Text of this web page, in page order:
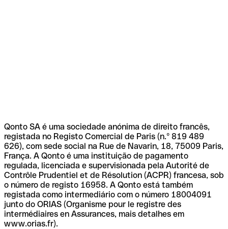
Qonto SA é uma sociedade anónima de direito francês,
registada no Registo Comercial de Paris (n.º 819 489
626), com sede social na Rue de Navarin, 18, 75009 Paris,
França. A Qonto é uma instituição de pagamento
regulada, licenciada e supervisionada pela Autorité de
Contrôle Prudentiel et de Résolution (ACPR) francesa, sob
o número de registo 16958. A Qonto está também
registada como intermediário com o número 18004091
junto do ORIAS (Organisme pour le registre des
intermédiaires en Assurances, mais detalhes em
www.orias.fr).